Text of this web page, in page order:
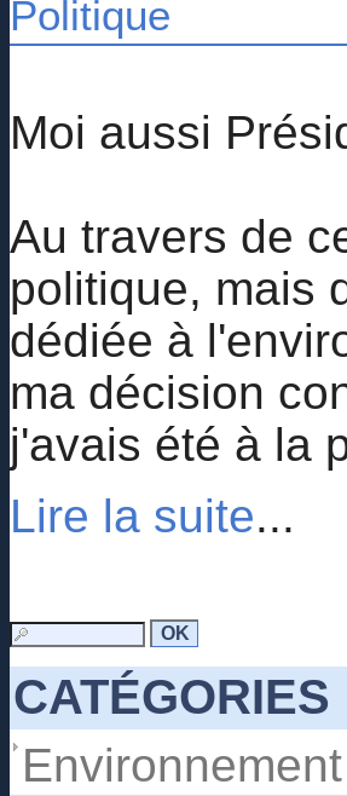
Politique
Moi aussi
Au travers de
politique, mais
dédiée à
ma décision
j'avais été à la
Lire la suite...
CATÉGORIES
Environnement